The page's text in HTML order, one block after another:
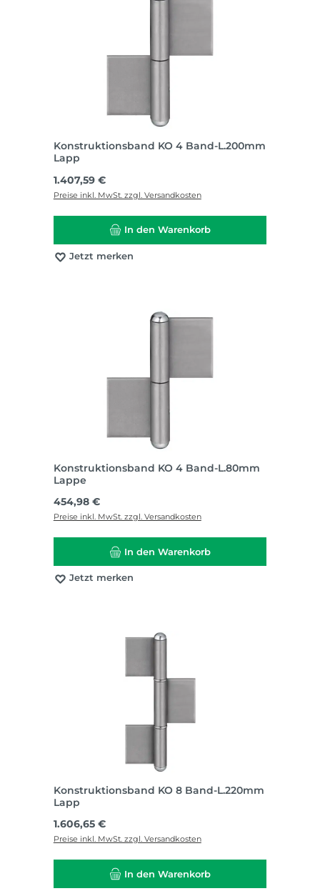
Konstruktionsband KO 4 Band-L.200mm
Lapp
Regulärer Preis:
1.407,59 €
Preise inkl. MwSt. zzgl. Versandkosten
In den Warenkorb
Jetzt merken
Konstruktionsband KO 4 Band-L.80mm
Lappe
Regulärer Preis:
454,98 €
Preise inkl. MwSt. zzgl. Versandkosten
In den Warenkorb
Jetzt merken
Konstruktionsband KO 8 Band-L.220mm
Lapp
Regulärer Preis:
1.606,65 €
Preise inkl. MwSt. zzgl. Versandkosten
In den Warenkorb